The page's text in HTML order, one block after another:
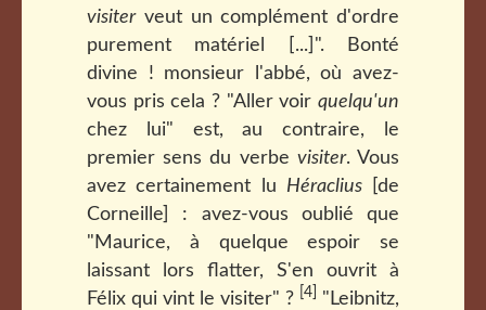
visiterveut un complément d'ordre
purement matériel [...]". Bonté
divine ! monsieur l'abbé, où avez-
vous pris cela ? "Aller voir quelqu'un
chez lui" est, au contraire, le
premier sens du verbe visiter. Vous
avez certainement lu Héraclius[de
Corneille] : avez-vous oublié que
"Maurice, à quelque espoir se
laissant lors flatter, S'en ouvrit à
Félix qui vint le visiter" ?
[4]
"Leibnitz,